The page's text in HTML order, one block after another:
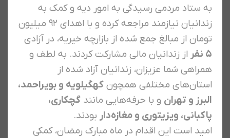
به ستاد مردمی رسیدگی به امور دیه و کمک به
زندانیان نیازمند مراجعه کرده و با اهدای ۹۲ میلیون
تومان از مبالغ جمع شده از بازارچه خیریه، در آزادی
۵ نفر
از زندانیان مالی مشارکت کردند. به لطف و
همراهی شما عزیزان، زندانیان آزاد شده از
استان‌های مختلفی همچون کهگیلویه و بویر‌احمد،
البرز و تهران و با حرفه‌هایی مانند گچکاری،
پاکبانی، ویزیتوری و مغازه‌دار بودند.
امید است این اقدام در ماه مبارک رمضان، کمکی